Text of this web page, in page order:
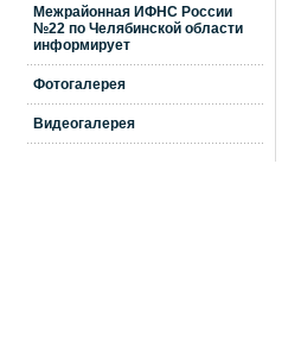
Межрайонная ИФНС России
№22 по Челябинской области
информирует
Фотогалерея
Видеогалерея